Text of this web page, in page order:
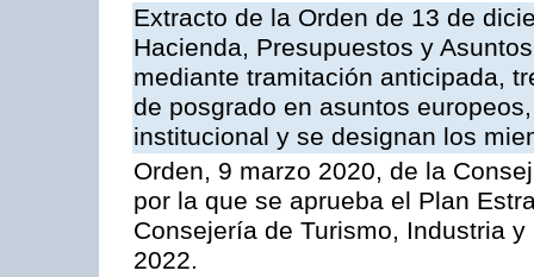
Extracto de la Orden de 13 de
Hacienda, Presupuestos y
mediante tramitación anticipada,
de posgrado en asuntos
institucional y se designan los
Orden, 9 marzo 2020, de la
por la que se aprueba el Plan
Consejería de Turismo, Industria
2022.